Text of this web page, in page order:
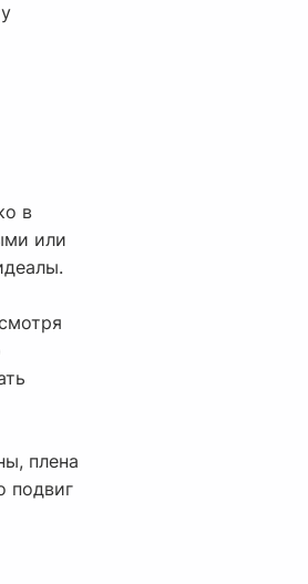
в
или
плена
подвиг